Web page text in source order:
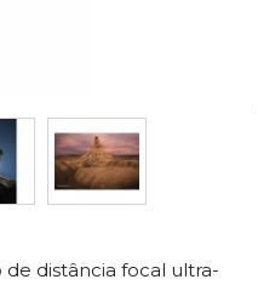
distância focal ultra-